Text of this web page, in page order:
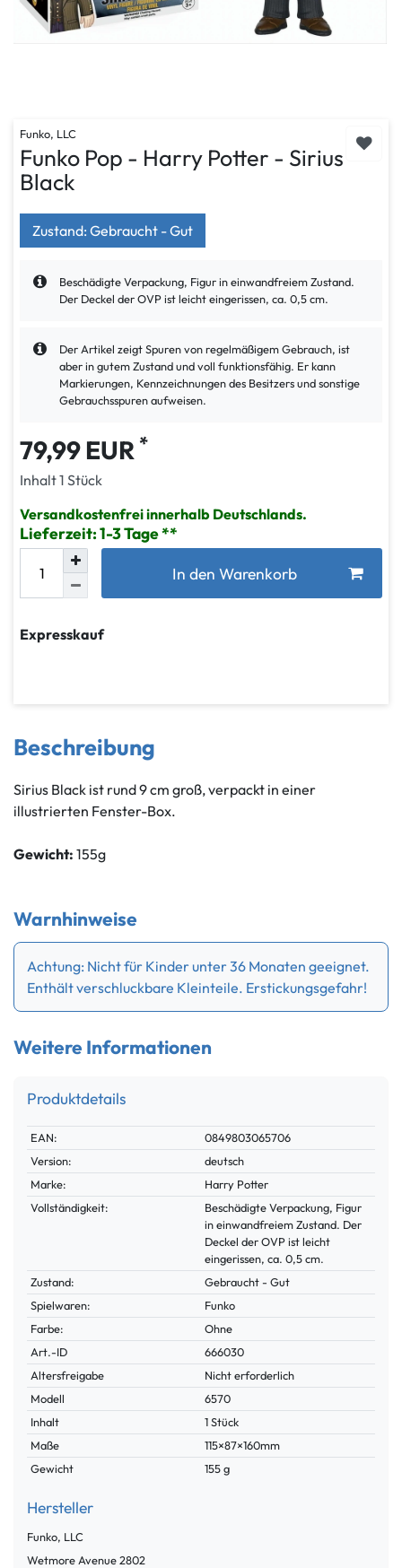
Funko, LLC
Funko Pop - Harry Potter - Sirius
Black
Beschädigte Verpackung, Figur in einwandfreiem Zustand.
Der Deckel der OVP ist leicht eingerissen, ca. 0,5 cm.
Zustand: Gebraucht - Gut
Der Artikel zeigt Spuren von regelmäßigem Gebrauch, ist
aber in gutem Zustand und voll funktionsfähig. Er kann
Markierungen, Kennzeichnungen des Besitzers und sonstige
Gebrauchsspuren aufweisen.
79,99 EUR *
Inhalt1 Stück
Versandkostenfrei innerhalb Deutschlands.
Lieferzeit: 1-3 Tage
In den Warenkorb
Expresskauf
Beschreibung
Sirius Black ist rund 9 cm groß, verpackt in einer
illustrierten Fenster-Box.
Gewicht: 155g
Warnhinweise
Achtung: Nicht für Kinder unter 36 Monaten geeignet.
Enthält verschluckbare Kleinteile. Erstickungsgefahr!
Weitere Informationen
Produktdetails
Technisches
Merkmal
Wert
EAN:
0849803065706
Version:
deutsch
Marke:
Harry Potter
Vollständigkeit:
Beschädigte Verpackung, Figur
in einwandfreiem Zustand. Der
Deckel der OVP ist leicht
eingerissen, ca. 0,5 cm.
Zustand:
Gebraucht - Gut
Spielwaren:
Funko
Farbe:
Ohne
Technisches
Merkmal
Wert
Art.-ID
666030
Altersfreigabe
Nicht erforderlich
Modell
6570
Inhalt
1 Stück
Maße
115×87×160mm
Gewicht
155 g
Hersteller
Funko, LLC
Wetmore Avenue2802